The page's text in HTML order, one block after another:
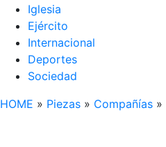
Iglesia
Ejército
Internacional
Deportes
Sociedad
HOME » Piezas » Compañías »